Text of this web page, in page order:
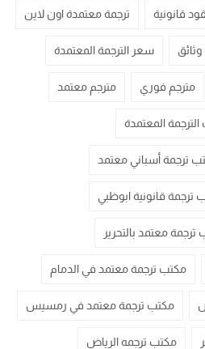
قانونية ترجمة معتمدة اون لاين
وثائق سعر الترجمة المعتمدة
مترجم فوري مترجم معتمد
المعتمدة
ترجمة أسباني معتمد
ترجمة قانونية ابوظبي
معتمد بالتحرير
مكتب ترجمة معتمد في الدمام
مكتب ترجمة معتمد في رمسيس
مكتب ترجمه الرياض